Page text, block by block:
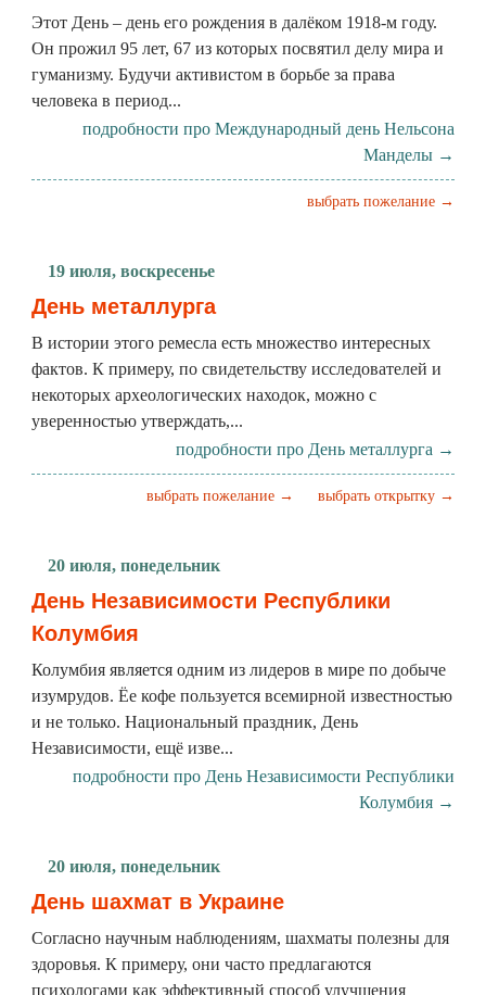
Этот День – день его рождения в далёком 1918-м году.
Он прожил 95 лет, 67 из которых посвятил делу мира и
гуманизму. Будучи активистом в борьбе за права
человека в период...
подробности про Международный день Нельсона
Манделы →
выбрать пожелание →
19 июля, воскресенье
День металлурга
В истории этого ремесла есть множество интересных
фактов. К примеру, по свидетельству исследователей и
некоторых археологических находок, можно с
уверенностью утверждать,...
подробности про День металлурга →
выбрать открытку →
выбрать пожелание →
20 июля, понедельник
День Независимости Республики
Колумбия
Колумбия является одним из лидеров в мире по добыче
изумрудов. Ёе кофе пользуется всемирной известностью
и не только. Национальный праздник, День
Независимости, ещё изве...
подробности про День Независимости Республики
Колумбия →
20 июля, понедельник
День шахмат в Украине
Согласно научным наблюдениям, шахматы полезны для
здоровья. К примеру, они часто предлагаются
психологами как эффективный способ улучшения